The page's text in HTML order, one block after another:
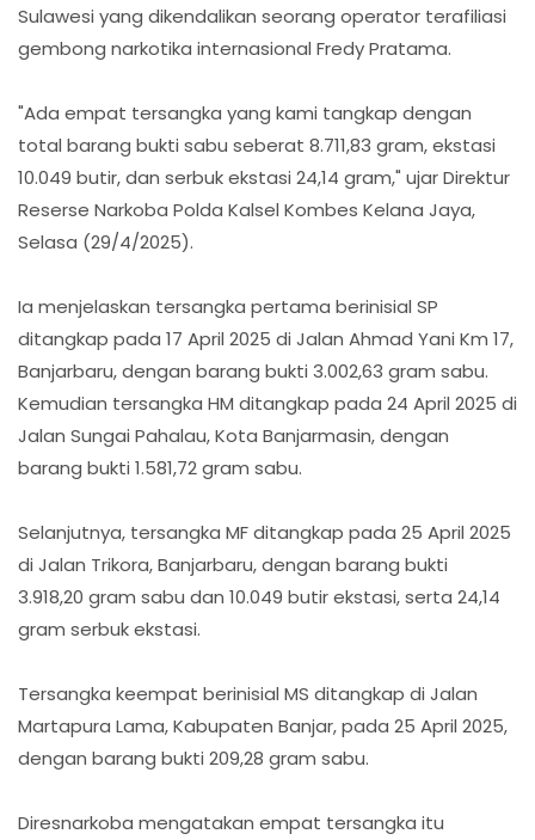
Sulawesi yang dikendalikan seorang operator terafiliasi
gembong narkotika internasional Fredy Pratama.
"Ada empat tersangka yang kami tangkap dengan
total barang bukti sabu seberat 8.711,83 gram, ekstasi
10.049 butir, dan serbuk ekstasi 24,14 gram," ujar Direktur
Reserse Narkoba Polda Kalsel Kombes Kelana Jaya,
Selasa (29/4/2025).
Ia menjelaskan tersangka pertama berinisial SP
ditangkap pada 17 April 2025 di Jalan Ahmad Yani Km 17,
Banjarbaru, dengan barang bukti 3.002,63 gram sabu.
Kemudian tersangka HM ditangkap pada 24 April 2025 di
Jalan Sungai Pahalau, Kota Banjarmasin, dengan
barang bukti 1.581,72 gram sabu.
Selanjutnya, tersangka MF ditangkap pada 25 April 2025
di Jalan Trikora, Banjarbaru, dengan barang bukti
3.918,20 gram sabu dan 10.049 butir ekstasi, serta 24,14
gram serbuk ekstasi.
Tersangka keempat berinisial MS ditangkap di Jalan
Martapura Lama, Kabupaten Banjar, pada 25 April 2025,
dengan barang bukti 209,28 gram sabu.
Diresnarkoba mengatakan empat tersangka itu